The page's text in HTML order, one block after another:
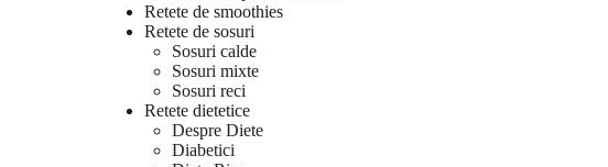
Retete de smoothies
Retete de sosuri
Sosuri calde
Sosuri mixte
Sosuri reci
Retete dietetice
Despre Diete
Diabetici